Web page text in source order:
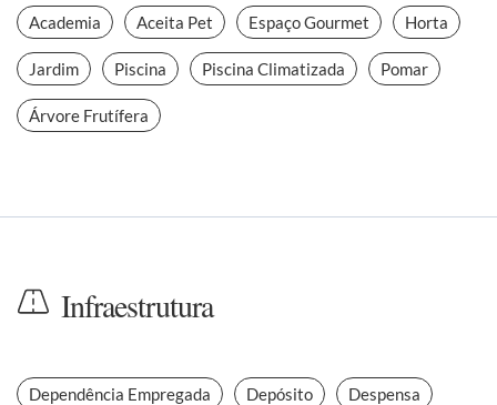
Academia Aceita Pet Espaço Gourmet Horta
Jardim Piscina Piscina Climatizada Pomar
Árvore Frutífera
Infraestrutura
Dependência Empregada Depósito Despensa